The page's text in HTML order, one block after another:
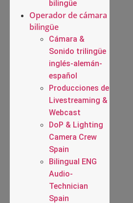
bilingüe
Operador de cámara
bilingüe
Cámara &
Sonido trilingüe
inglés-alemán-
español
Producciones de
Livestreaming &
Webcast
DoP & Lighting
Camera Crew
Spain
Bilingual ENG
Audio-
Technician
Spain